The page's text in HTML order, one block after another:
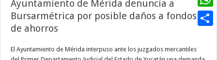
Ayuntamiento de Mérida denuncia a
Bursarmétrica por posible daños a fondos
de ahorros
El Ayuntamiento de Mérida interpuso ante los juzgados mercantiles